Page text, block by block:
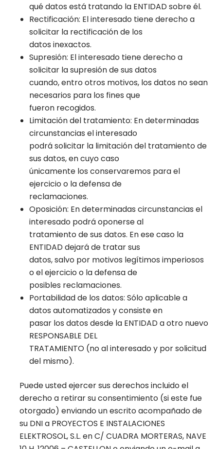
qué datos está tratando la ENTIDAD sobre él.
Rectificación: El interesado tiene derecho a
solicitar la rectificación de los
datos inexactos.
Supresión: El interesado tiene derecho a
solicitar la supresión de sus datos
cuando, entro otros motivos, los datos no sean
necesarios para los fines que
fueron recogidos.
Limitación del tratamiento: En determinadas
circunstancias el interesado
podrá solicitar la limitación del tratamiento de
sus datos, en cuyo caso
únicamente los conservaremos para el
ejercicio o la defensa de
reclamaciones.
Oposición: En determinadas circunstancias el
interesado podrá oponerse al
tratamiento de sus datos. En ese caso la
ENTIDAD dejará de tratar sus
datos, salvo por motivos legítimos imperiosos
o el ejercicio o la defensa de
posibles reclamaciones.
Portabilidad de los datos: Sólo aplicable a
datos automatizados y consiste en
pasar los datos desde la ENTIDAD a otro nuevo
RESPONSABLE DEL
TRATAMIENTO (no al interesado y por solicitud
del mismo).
Puede usted ejercer sus derechos incluido el
derecho a retirar su consentimiento (si este fue
otorgado) enviando un escrito acompañado de
su DNI a PROYECTOS E INSTALACIONES
ELEKTROSOL, S.L. en C/ CUADRA MORTERAS, NAVE